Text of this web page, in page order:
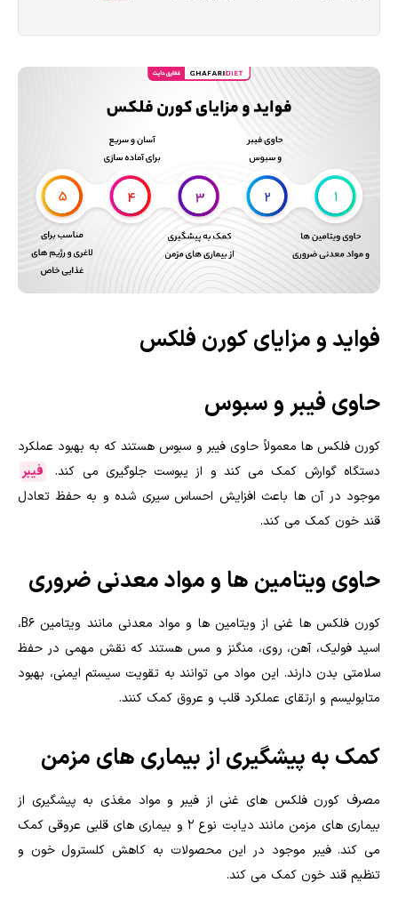
فواید و مزایای کورن فلکس
حاوی فیبر و سبوس
کورن فلکس ها معمولاً حاوی فیبر و سبوس هستند که به بهبود عملکرد
دستگاه گوارش کمک می کند و از یبوست جلوگیری می کند.
فیبر
موجود در آن ها باعث افزایش احساس سیری شده و به حفظ تعادل
قند خون کمک می کند.
حاوی ویتامین ها و مواد معدنی ضروری
کورن فلکس ها غنی از ویتامین ها و مواد معدنی مانند ویتامین B6،
اسید فولیک، آهن، روی، منگنز و مس هستند که نقش مهمی در حفظ
سلامتی بدن دارند. این مواد می توانند به تقویت سیستم ایمنی، بهبود
متابولیسم و ارتقای عملکرد قلب و عروق کمک کنند.
کمک به پیشگیری از بیماری های مزمن
مصرف کورن فلکس های غنی از فیبر و مواد مغذی به پیشگیری از
بیماری های مزمن مانند دیابت نوع ۲ و بیماری های قلبی عروقی کمک
می کند. فیبر موجود در این محصولات به کاهش کلسترول خون و
تنظیم قند خون کمک می کند.